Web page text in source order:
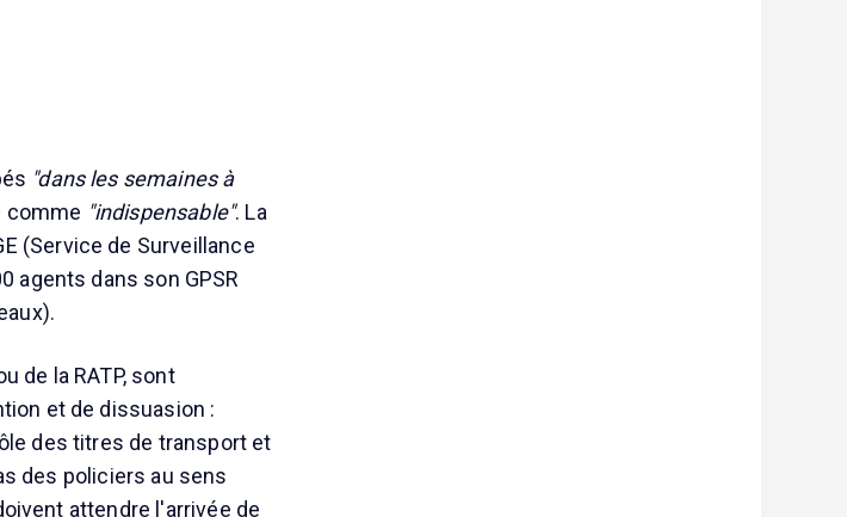
"dans les semaines à
comme "indispensable". La
(Service de Surveillance
agents dans son GPSR
de la RATP, sont
et de dissuasion :
des titres de transport et
des policiers au sens
attendre l'arrivée de